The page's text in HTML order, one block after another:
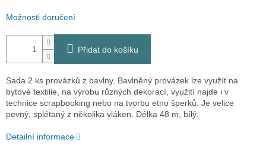
Možnosti doručení
Přidat do košíku
Sada 2 ks provázků z bavlny. Bavlněný provázek lze využít na
bytové textilie, na výrobu různých dekorací, využití najde i v
technice scrapbooking nebo na tvorbu etno šperků. Je velice
pevný, splétaný z několika vláken. Délka 48 m, bílý.
Detailní informace